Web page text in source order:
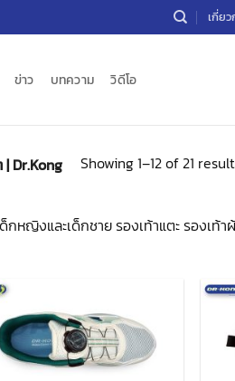
เกี่ยว
ข่าว บทความ วิดีโอ
| Dr.Kong Showing 1–12 of 21
หญิงและเด็กชาย รองเท้าแตะ รองเท้า